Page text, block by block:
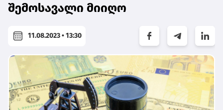
შემოსავალი მიიღო
11.08.2023 • 13:30